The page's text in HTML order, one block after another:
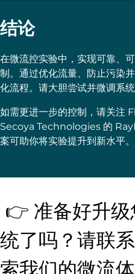
结论
在微流控实验中，实现可靠、
制。通过优化流量、防止污染
化流程。请大胆尝试并微调系
如需更进一步的控制，请关注
Secoya Technologies 的
案可助你将实验提升到新水平。
👉 准备好升
统了吗？请联
索我们的微流